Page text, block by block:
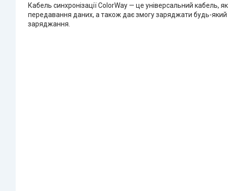
Кабель синхронізації ColorWay — це універсальний
передавання даних, а також дає змогу заряджати будь-
заряджання.